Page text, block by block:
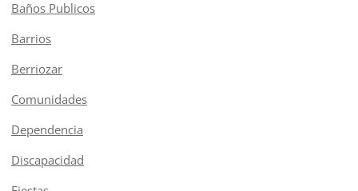
Baños Publicos
Barrios
Berriozar
Comunidades
Dependencia
Discapacidad